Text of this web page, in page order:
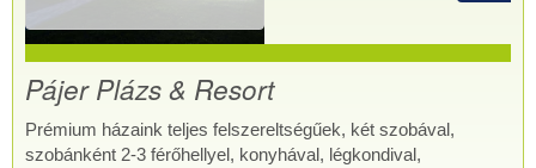
Pájer Plázs & Resort
Prémium házaink teljes felszereltségűek, két szobával,
szobánként 2-3 férőhellyel, konyhával, légkondival,